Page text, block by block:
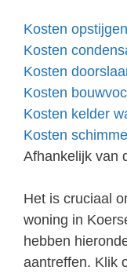
Kosten
Kosten
Kosten
Kosten
Kosten kelder
Kosten
Afhankelijk van
Het is cruciaal
woning in
hebben
aantreffen. Klik